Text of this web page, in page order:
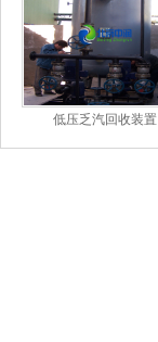
低压乏汽回收装置